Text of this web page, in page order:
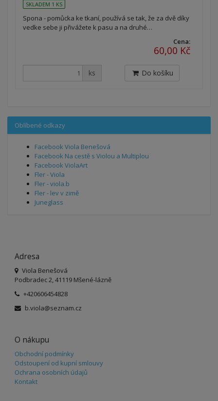
SKLADEM 1 KS
Spona - pomůcka ke tkaní, používá se tak, že za dvě díky
vedke sebe ji přivážete k pasu a na druhé…
Cena:
60,00 Kč
ks Do košíku
Oblíbené odkazy
Facebook Viola Benešová
Facebook Na cestě s Violou a Multiplou
Facebook ViolaArt
Fler - Viola
Fler - viola.b
Fler - lev v zimě
Juneglass
Adresa
Viola Benešová
Podbradec 2, 41119 Mšené-lázně
+420606454828
b.viola@seznam.cz
O nákupu
Obchodní podmínky
Odstoupení od kupní smlouvy
Ochrana osobních údajů
Kontakt